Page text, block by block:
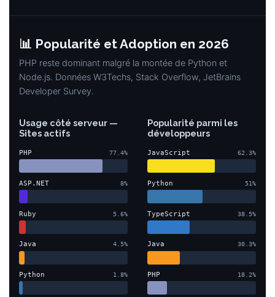
📊 Popularité et Adoption en 2026
PHP reste dominant malgré la montée de Python et
Node.js. Données W3Techs, Stack Overflow, JetBrains
Developer Survey.
Usage côté serveur —
Sites actifs
PHP 77.4%
ASP.NET 8%
Ruby 5.6%
Java 4.5%
Python 1.8%
Popularité parmi les
développeurs
JavaScript 62.3%
Python 51%
TypeScript 38.5%
Java 30.3%
PHP 18.2%